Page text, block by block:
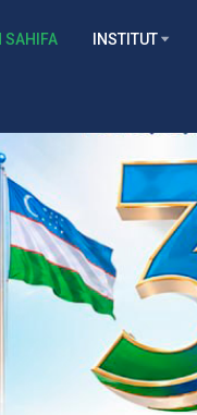
SAHIFA INSTITUT